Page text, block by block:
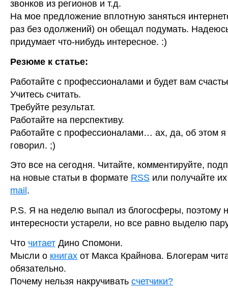
звонков из регионов и т.д.
На мое предложение вплотную заняться
раз без одолжений) он обещал подумать.
придумает что-нибудь интересное. :)
Резюме к статье:
Работайте с профессионалами и будет вам
Учитесь считать.
Требуйте результат.
Работайте на перспективу.
Работайте с профессионалами… ах, да, об этом
говорил. ;)
Это все на сегодня. Читайте, комментируйте,
на новые статьи в формате RSS или получайте
mail .
P.S. Я на неделю выпал из блогосферы, поэтому
интересности устарели, но все равно выделю
Что читает Дино Спомони.
Мысли о книгах от Макса Крайнова. Блогерам
обязательно.
Почему нельзя накручивать счетчики?